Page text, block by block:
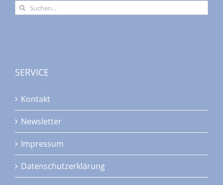
Suche
nach:
SERVICE
Kontakt
Newsletter
Impressum
Datenschutzerklärung